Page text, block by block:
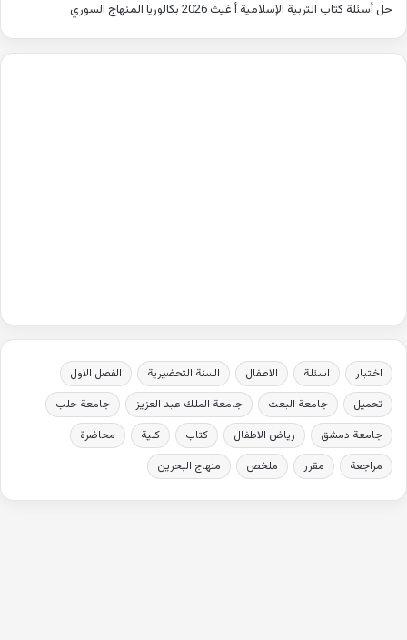
حل أسئلة كتاب التربية الإسلامية أ غيث 2026 بكالوريا المنهاج السوري
اختبار اسئلة الاطفال السنة التحضيرية
الفصل الاول
تحميل
جامعة البعث جامعة الملك عبد العزيز
جامعة حلب
جامعة دمشق
رياض الاطفال كتاب كلية
محاضرة
مراجعة
مقرر ملخص منهاج البحرين